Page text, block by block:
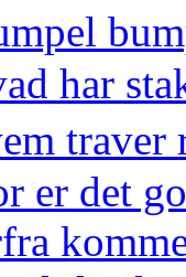
har
er det